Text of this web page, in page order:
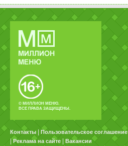
© МИЛЛИОН МЕНЮ.
ВСЕ ПРАВА ЗАЩИЩЕНЫ.
Контакты Пользовательское соглашение
|Реклама на сайте Вакансии